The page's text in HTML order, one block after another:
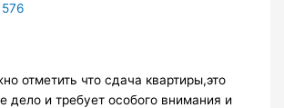
отметить что сдача квартиры,это
дело и требует особого внимания и